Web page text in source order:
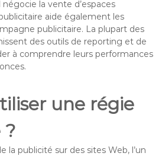
la vente d’espaces
aide également les
publicitaire. La plupart des
des outils de reporting et de
à comprendre leurs performances
une régie
?
la publicité sur des sites Web, l’un